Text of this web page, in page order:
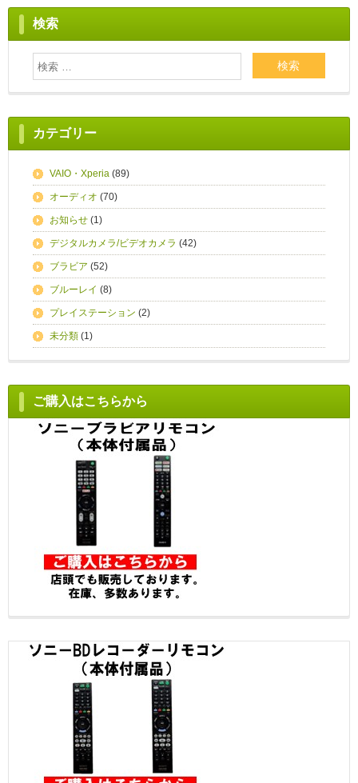
検索
カテゴリー
VAIO・Xperia (89)
オーディオ (70)
お知らせ (1)
デジタルカメラ/ビデオカメラ (42)
ブラビア (52)
ブルーレイ (8)
プレイステーション (2)
未分類 (1)
ご購入はこちらから